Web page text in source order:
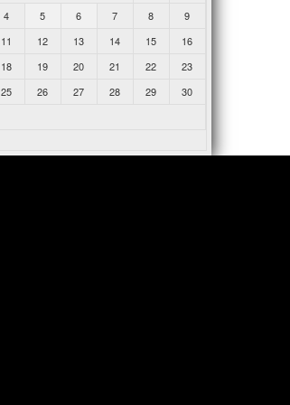
4 5 6 7 8
9
11 12 13 14 15
16
18 19 20 21 22
23
25 26 27 28 29
30